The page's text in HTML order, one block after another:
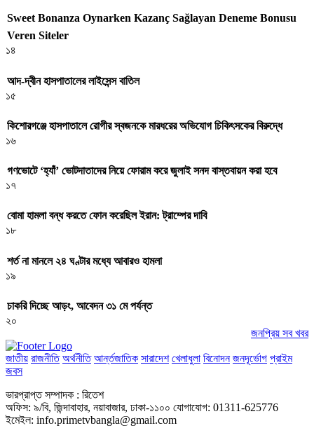
Sweet Bonanza Oynarken Kazanç Sağlayan Deneme Bonusu
Veren Siteler
১৪
আদ-দ্বীন হাসপাতালের লাইসেন্স বাতিল
১৫
কিশোরগঞ্জে হাসপাতালে রোগীর স্বজনকে মারধরের অভিযোগ চিকিৎসকের বিরুদ্ধে
১৬
গণভোটে ‘হ্যাঁ’ ভোটদাতাদের নিয়ে ফোরাম করে জুলাই সনদ বাস্তবায়ন করা হবে
১৭
বোমা হামলা বন্ধ করতে ফোন করেছিল ইরান: ট্রাম্পের দাবি
১৮
শর্ত না মানলে ২৪ ঘণ্টার মধ্যে আবারও হামলা
১৯
চাকরি দিচ্ছে আড়ং, আবেদন ৩১ মে পর্যন্ত
২০
জনপ্রিয় সব খবর
জাতীয় রাজনীতি অর্থনীতি আর্ন্তজাতিক সারাদেশ খেলাধুলা বিনোদন জনদূর্ভোগ প্রাইম
জবস
ভারপ্রাপ্ত সম্পাদক : রিতেশ
অফিস: ৯/বি, জিন্দাবাহার, নয়াবাজার, ঢাকা-১১০০ যোগাযোগ: 01311-625776
ইমেইল: info.primetvbangla@gmail.com